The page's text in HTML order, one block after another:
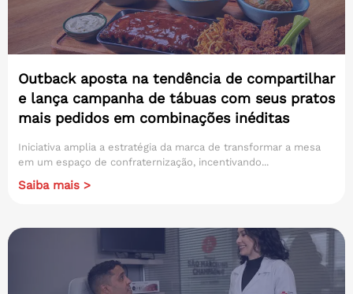
Outback aposta na tendência de compartilhar
e lança campanha de tábuas com seus pratos
mais pedidos em combinações inéditas
Iniciativa amplia a estratégia da marca de transformar a mesa
em um espaço de confraternização, incentivando...
Saiba mais >